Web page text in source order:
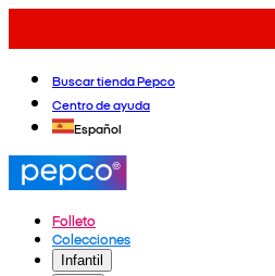
Buscar tienda Pepco
Centro de ayuda
Español
Folleto
Colecciones
Infantil